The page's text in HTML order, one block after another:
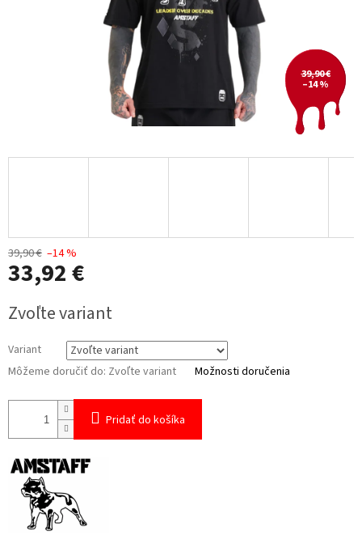
39,90 €
–14 %
39,90 € –14 %
33,92 €
cena:
Zvoľte variant
Variant
Môžeme doručiť do: Zvoľte variant Možnosti doručenia
Pridať do košíka